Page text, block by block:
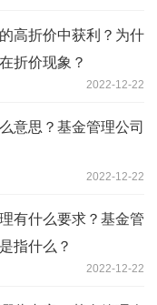
高折价中获利？为什
折价现象？
2022-12-22
意思？基金管理公司
2022-12-22
有什么要求？基金管
指什么？
2022-12-22